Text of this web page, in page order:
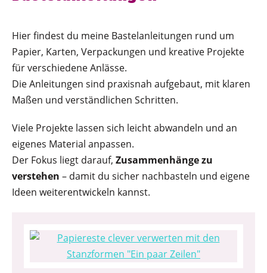
Hier findest du meine Bastelanleitungen rund um
Papier, Karten, Verpackungen und kreative Projekte
für verschiedene Anlässe.
Die Anleitungen sind praxisnah aufgebaut, mit klaren
Maßen und verständlichen Schritten.
Viele Projekte lassen sich leicht abwandeln und an
eigenes Material anpassen.
Der Fokus liegt darauf, Zusammenhänge zu
verstehen – damit du sicher nachbasteln und eigene
Ideen weiterentwickeln kannst.